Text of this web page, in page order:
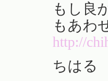
もし良
もあわ
http://
ちはる